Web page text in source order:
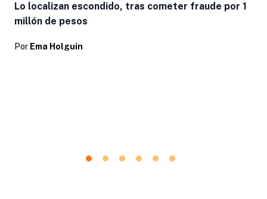
Lo localizan escondido, tras cometer fraude por 1
millón de pesos
Por Ema Holguin